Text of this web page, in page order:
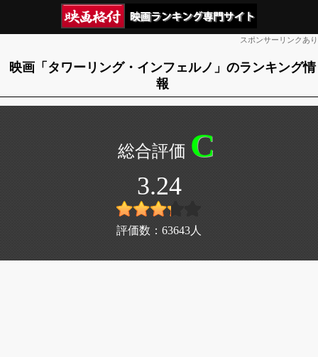
スポンサーリンクあり
映画「タワーリング・インフェルノ」のランキング情
報
C
3.24
評価数： 63643 人